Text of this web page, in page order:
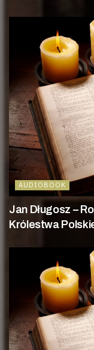
AUDIOBOOK
Jan Długosz –
Królestwa